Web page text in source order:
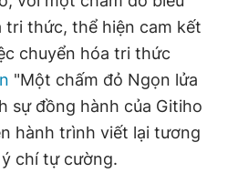
thức, thể hiện cam kết
chuyển hóa tri thức
"Một chấm đỏ Ngọn lửa
sự đồng hành của Gitiho
hành trình viết lại tương
chí tự cường.